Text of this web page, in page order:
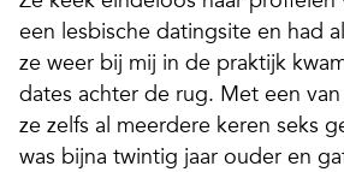
een lesbische datingsite en had
ze weer bij mij in de praktijk
dates achter de rug. Met een
ze zelfs al meerdere keren seks
was bijna twintig jaar ouder en